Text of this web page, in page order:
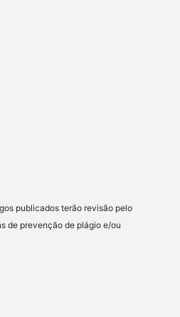
publicados terão revisão pelo
de prevenção de plágio e/ou